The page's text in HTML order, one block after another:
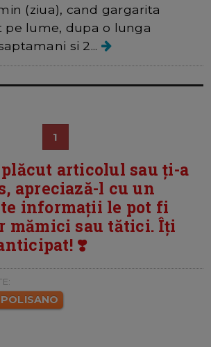
min (ziua), cand gargarita
pe lume, dupa o lunga
si 2...
1
articolul sau ți-a
apreciază-l cu un
informații le pot fi
mămici sau tătici. Îți
❣️